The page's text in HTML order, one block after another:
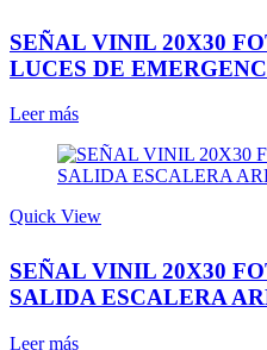
SEÑAL VINIL 20X30
LUCES DE
Leer más
Quick View
SEÑAL VINIL 20X30
SALIDA ESCALERA
Leer más